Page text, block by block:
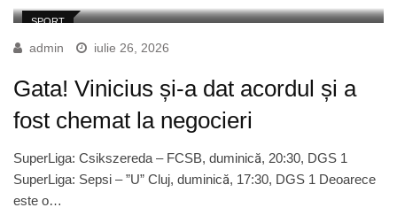
SPORT
admin iulie 26, 2026
Gata! Vinicius și-a dat acordul și a
fost chemat la negocieri
SuperLiga: Csikszereda – FCSB, duminică, 20:30, DGS 1
SuperLiga: Sepsi – ”U” Cluj, duminică, 17:30, DGS 1 Deoarece
este o…